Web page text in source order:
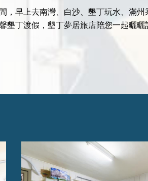
，早上去南灣、白沙、墾丁玩水、滿州
墾丁渡假，墾丁夢居旅店陪您一起曬曬